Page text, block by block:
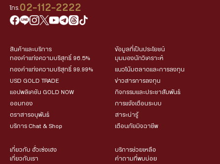
โทร. 02-112-2222
สินค้าและบริการ
ทองคำแท่งความบริสุทธิ์ 96.5%
ทองคำแท่งความบริสุทธิ์ 99.99%
USD GOLD TRADE
แอปพลิเคชัน GOLD NOW
ออมทอง
ตราสารอนุพันธ์
บริการ Chat & Shop
ข้อมูลที่เป็นประโยชน์
มุมมองนักวิเคราะห์
แนวโน้มตลาดและการลงทุน
ข่าวสารการลงทุน
กิจกรรมและประชาสัมพันธ์
การแจ้งเตือนระบบ
สาระน่ารู้
เตือนภัยมิจฉาชีพ
เกี่ยวกับ ฮั่วเซ่งเฮง
เกี่ยวกับเรา
บริการช่วยเหลือ
คำถามที่พบบ่อย